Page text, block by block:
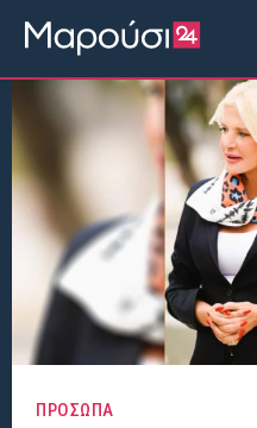
ΠΡΟΣΩΠΑ